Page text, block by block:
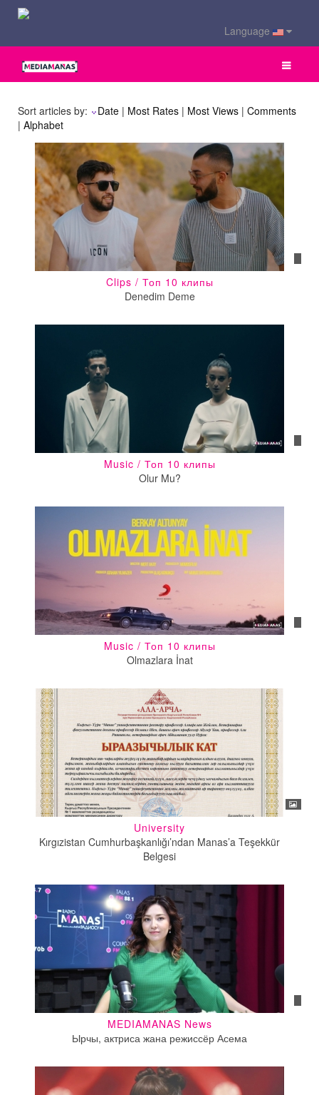
Language
Sort articles by: Date | Most Rates | Most Views | Comments
| Alphabet
Clips / Топ 10 клипы
Denedim Deme
Music / Топ 10 клипы
Olur Mu?
Music / Топ 10 клипы
Olmazlara İnat
University
Kırgızistan Cumhurbaşkanlığı’ndan Manas’a Teşekkür
Belgesi
MEDIAMANAS News
Ырчы, актриса жана режиссёр Асема